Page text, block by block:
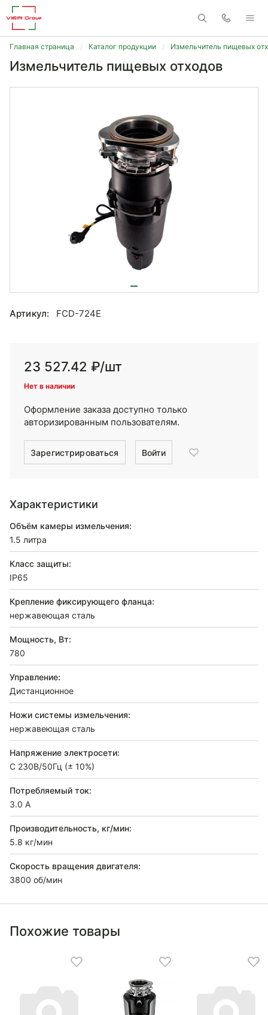
Главная страница Каталог продукции Измельчитель пищевых
Измельчитель пищевых отходов
Артикул: FCD-724E
23 527.42 ₽/шт
Нет в наличии
Оформление заказа доступно только
авторизированным пользователям.
Зарегистрироваться Войти
Характеристики
Объём камеры измельчения:
1.5 литра
Класс защиты:
IP65
Крепление фиксирующего фланца:
нержавеющая сталь
Мощность, Вт:
780
Управление:
Дистанционное
Ножи системы измельчения:
нержавеющая сталь
Напряжение электросети:
C 230В/50Гц (± 10%)
Потребляемый ток:
3.0 А
Производительность, кг/мин:
5.8 кг/мин
Скорость вращения двигателя:
3800 об/мин
Похожие товары